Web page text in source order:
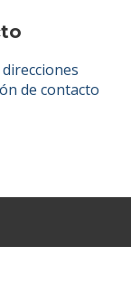
de contacto